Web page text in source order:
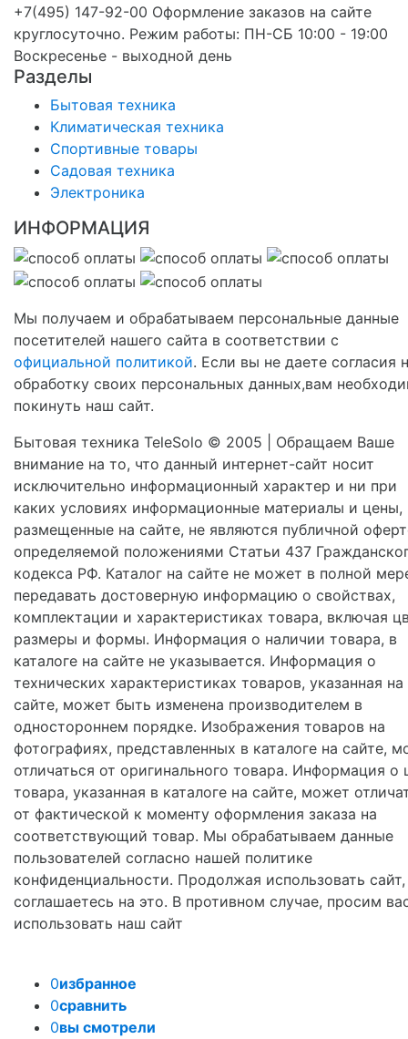
+7(495) 147-92-00 Оформление заказов на сайте
круглосуточно. Режим работы: ПН-СБ 10:00 - 19:00
Воскресенье - выходной день
Разделы
Бытовая техника
Климатическая техника
Спортивные товары
Садовая техника
Электроника
ИНФОРМАЦИЯ
Мы получаем и обрабатываем персональные данные
посетителей нашего сайта в соответствии с
официальной политикой. Если вы не даете согласия
обработку своих персональных данных,вам
покинуть наш сайт.
Бытовая техника TeleSolo © 2005 | Обращаем Ваше
внимание на то, что данный интернет-сайт носит
исключительно информационный характер и ни при
каких условиях информационные материалы и цены,
размещенные на сайте, не являются публичной
определяемой положениями Статьи 437
кодекса РФ. Каталог на сайте не может в полной
передавать достоверную информацию о свойствах,
комплектации и характеристиках товара, включая
размеры и формы. Информация о наличии товара, в
каталоге на сайте не указывается. Информация о
технических характеристиках товаров, указанная на
сайте, может быть изменена производителем в
одностороннем порядке. Изображения товаров на
фотографиях, представленных в каталоге на сайте,
отличаться от оригинального товара. Информация о
товара, указанная в каталоге на сайте, может
от фактической к моменту оформления заказа на
соответствующий товар. Мы обрабатываем данные
пользователей согласно нашей политике
конфиденциальности. Продолжая использовать
соглашаетесь на это. В противном случае, просим
использовать наш сайт
0избранное
0сравнить
0вы смотрели